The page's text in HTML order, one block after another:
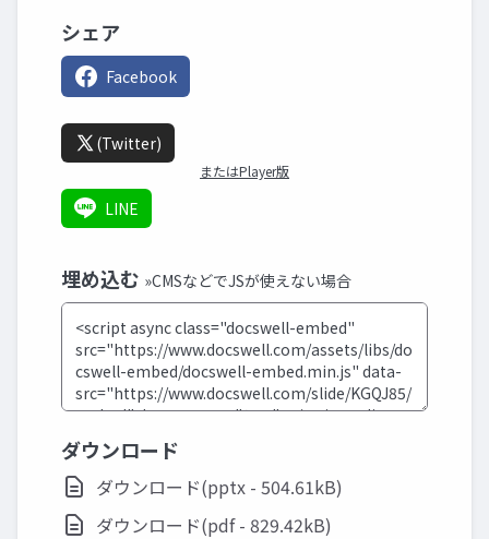
シェア
Facebook
(Twitter)
またはPlayer版
LINE
埋め込む »CMSなどでJSが使えない場合
ダウンロード
ダウンロード(pptx - 504.61kB)
ダウンロード(pdf - 829.42kB)